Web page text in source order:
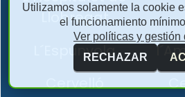
Llobregat
L´Espunyola
Cervelló
Utilizamos solamente la cookie
el funcionamiento
Ver políticas y gestión
RECHAZAR